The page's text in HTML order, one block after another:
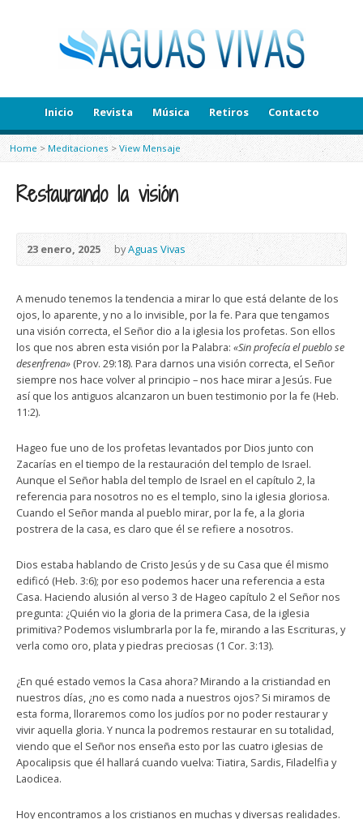
Inicio Revista Música Retiros Contacto
Home > Meditaciones> View Mensaje
Restaurando la visión
23 enero, 2025 byAguas Vivas
A menudo tenemos la tendencia a mirar lo que está delante de los
ojos, lo aparente, y no a lo invisible, por la fe. Para que tengamos
una visión correcta, el Señor dio a la iglesia los profetas. Son ellos
los que nos abren esta visión por la Palabra: «Sin profecía el pueblo se
desenfrena» (Prov. 29:18). Para darnos una visión correcta, el Señor
siempre nos hace volver al principio – nos hace mirar a Jesús. Fue
así que los antiguos alcanzaron un buen testimonio por la fe (Heb.
11:2).
Hageo fue uno de los profetas levantados por Dios junto con
Zacarías en el tiempo de la restauración del templo de Israel.
Aunque el Señor habla del templo de Israel en el capítulo 2, la
referencia para nosotros no es el templo, sino la iglesia gloriosa.
Cuando el Señor manda al pueblo mirar, por la fe, a la gloria
postrera de la casa, es claro que él se refiere a nosotros.
Dios estaba hablando de Cristo Jesús y de su Casa que él mismo
edificó (Heb. 3:6); por eso podemos hacer una referencia a esta
Casa. Haciendo alusión al verso 3 de Hageo capítulo 2 el Señor nos
pregunta: ¿Quién vio la gloria de la primera Casa, de la iglesia
primitiva? Podemos vislumbrarla por la fe, mirando a las Escrituras, y
verla como oro, plata y piedras preciosas (1 Cor. 3:13).
¿En qué estado vemos la Casa ahora? Mirando a la cristiandad en
nuestros días, ¿no es como nada a nuestros ojos? Si miramos de
esta forma, lloraremos como los judíos por no poder restaurar y
vivir aquella gloria. Y nunca la podremos restaurar en su totalidad,
viendo que el Señor nos enseña esto por las cuatro iglesias de
Apocalipsis que él hallará cuando vuelva: Tiatira, Sardis, Filadelfia y
Laodicea.
Hoy encontramos a los cristianos en muchas y diversas realidades.